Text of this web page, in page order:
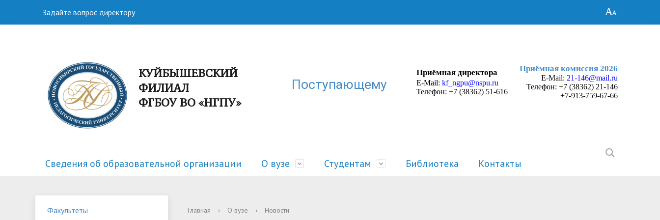
Задайте вопрос директору
КУЙБЫШЕВСКИЙ
ФИЛИАЛ
ФГБОУ ВО «НГПУ»
Поступающему
Приёмная директора
E-Mail: kf_ngpu@nspu.ru
Телефон: +7 (38362) 51-616
Приёмная комиссия 2026
E-Mail: 21-146@mail.ru
Телефон: +7 (38362) 21-146
+7-913-759-67-66
Сведения об образовательной организации О вузе
Факультеты Структура
Студентам
Спортивная жизнь Научная жизнь
Библиотека Контакты
Факультеты
Главная › О вузе › Новости